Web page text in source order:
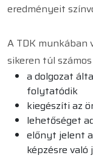
eredményeit
A TDK munkában
sikeren túl
a dolgozat
folytatódik
kiegészíti az
lehetőséget
előnyt jelent
képzésre való